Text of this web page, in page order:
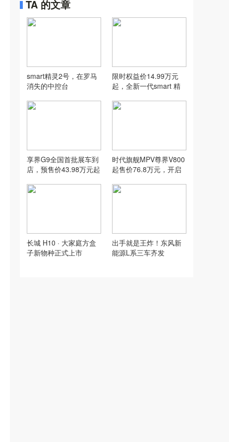
TA 的文章
smart精灵2号，在罗马
消失的中控台
限时权益价14.99万元
起，全新一代smart 精
享界G9全国首批展车到
店，预售价43.98万元起
时代旗舰MPV尊界V800
起售价76.8万元，开启
长城 H10 · 大家庭方盒
子新物种正式上市
出手就是王炸！东风新
能源L系三车齐发